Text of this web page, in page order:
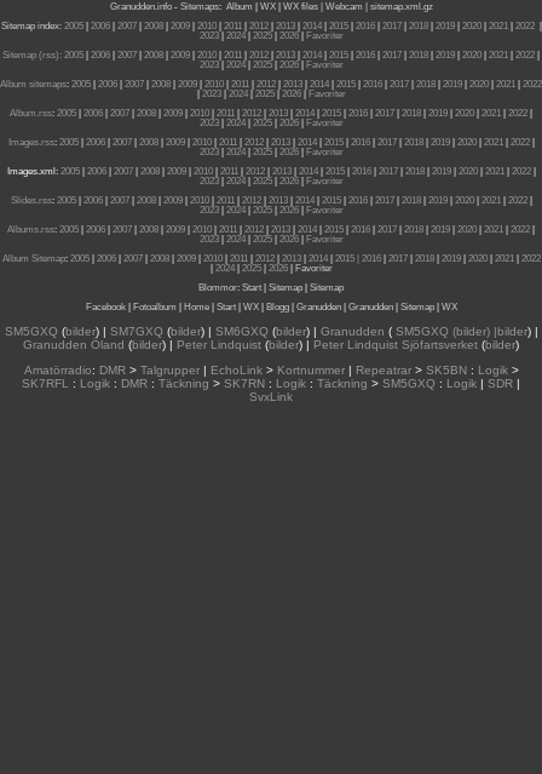
Granudden.info- Sitemaps: Album WX WX files | Webcam |
sitemap.xml.gz
Sitemap index: 2005| 2006| 2007| 2008| 2009| 2010| 2011| 2012| 2013| 2014| 2015| 2016| 2017| 2018| 2019| 2020| 2021| 2022|
2023| 2024| 2025| 2026|
Favoriter
Sitemap (rss): 2005 2006 2007 2008 2009 2010 2011 2012 2013 2014 2015 2016 2017 2018 2019 2020 2021 2022
2023| 2024| 2025| 2026|
Favoriter
Album sitemaps: 2005 2006 2007 2008 2009 2010 2011 2012 2013 2014 2015 2016 2017 2018 2019 2020 2021
2022
2023| 2024| 2025| 2026|
Favoriter
Album.rss: 2005 2006 2007 2008 2009 2010 2011 2012 2013 2014 2015 2016 2017 2018 2019 2020 2021 2022
2023| 2024| 2025| 2026|
Favoriter
Images.rss: 2005| 2006| 2007| 2008| 2009| 2010| 2011| 2012| 2013| 2014| 2015| 2016| 2017| 2018| 2019| 2020| 2021| 2022|
2023| 2024| 2025| 2026|
Favoriter
Images.xml: 2005| 2006| 2007| 2008| 2009| 2010| 2011| 2012| 2013| 2014| 2015| 2016| 2017| 2018| 2019| 2020| 2021| 2022|
2023| 2024| 2025| 2026|
Favoriter
Slides.rss: 2005| 2006| 2007| 2008| 2009| 2010| 2011| 2012| 2013| 2014| 2015| 2016| 2017| 2018| 2019| 2020| 2021| 2022|
2023| 2024| 2025| 2026|
Favoriter
Albums.rss: 2005 2006 2007 2008 2009 2010 2011 2012 2013 2014 2015 2016 2017 2018 2019 2020 2021 2022
2023| 2024| 2025| 2026|
Favoriter
Album Sitemap: 2005| 2006| 2007| 2008| 2009| 2010| 2011| 2012| 2013| 2014| 2015 | 2016| 2017| 2018| 2019| 2020| 2021| 2022
2024| 2025| 2026|
Favoriter
Blommor: Start Sitemap
Sitemap
Facebook| Fotoalbum Home| Start| WX| Blogg| Granudden| Granudden| Sitemap| WX
SM5GXQ(bilder) | SM7GXQ(bilder) | SM6GXQ(bilder) | Granudden (SM5GXQ (bilder) |bilder) |
Granudden Öland (bilder) | Peter Lindquist (bilder) | Peter Lindquist Sjöfartsverket (bilder)
Amatörradio: DMR> Talgrupper| EchoLink> Kortnummer| Repeatrar> SK5BN: Logik>
SK7RFL
: Logik : DMR : Täckning > SK7RN : Logik : Täckning > SM5GXQ : Logik | SDR |
SvxLink